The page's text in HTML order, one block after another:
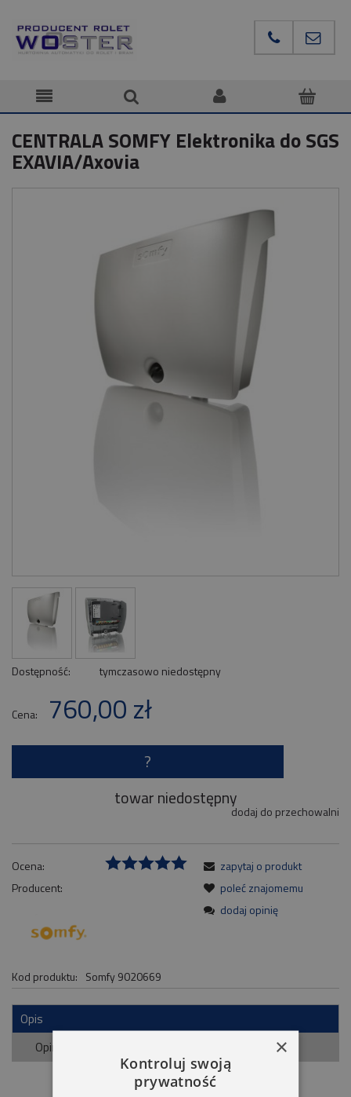
CENTRALA SOMFY Elektronika do SGS
EXAVIA/Axovia
Dostępność: tymczasowo niedostępny
Cena: 760,00 zł
?
towar niedostępny
dodaj do przechowalni
Ocena:
Producent:
Kod produktu: Somfy 9020669
zapytaj o produkt
poleć znajomemu
dodaj opinię
Opis
Opinie o produkcie (0)
×
Kontroluj swoją
prywatność